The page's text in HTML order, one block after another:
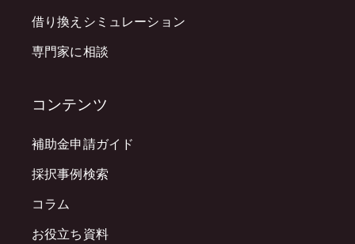
借り換えシミュレーション
専門家に相談
コンテンツ
補助金申請ガイド
採択事例検索
コラム
お役立ち資料